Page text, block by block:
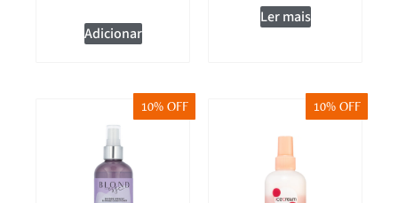
Adicionar
Ler mais
10% OFF 10% OFF